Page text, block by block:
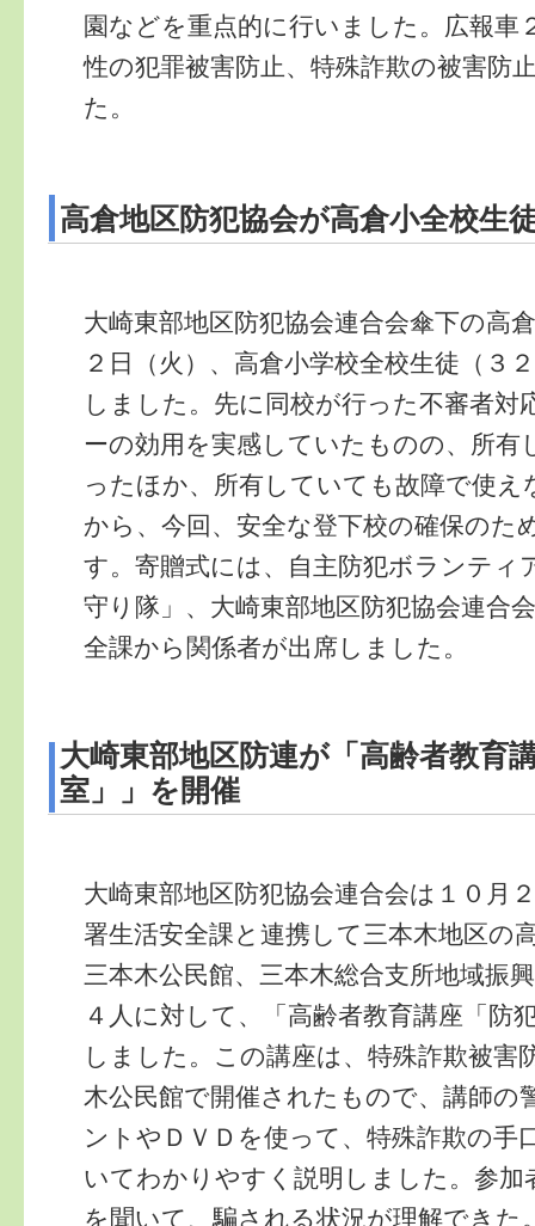
園などを重点的に行いました。広報車
性の犯罪被害防止、特殊詐欺の被害防
た。
高倉地区防犯協会が高倉小全校生
大崎東部地区防犯協会連合会傘下の高
２日（火）、高倉小学校全校生徒（３
しました。先に同校が行った不審者対
ーの効用を実感していたものの、所有
ったほか、所有していても故障で使
から、今回、安全な登下校の確保のた
す。寄贈式には、自主防犯ボランティ
守り隊」、大崎東部地区防犯協会連合
全課から関係者が出席しました。
大崎東部地区防連が「高齢者教育
室」」を開催
大崎東部地区防犯協会連合会は１０月
署生活安全課と連携して三本木地区の
三本木公民館、三本木総合支所地域振
４人に対して、「高齢者教育講座「防
しました。この講座は、特殊詐欺被害
木公民館で開催されたもので、講師の
ントやＤＶＤを使って、特殊詐欺の手
いてわかりやすく説明しました。参加
を聞いて、騙される状況が理解できた